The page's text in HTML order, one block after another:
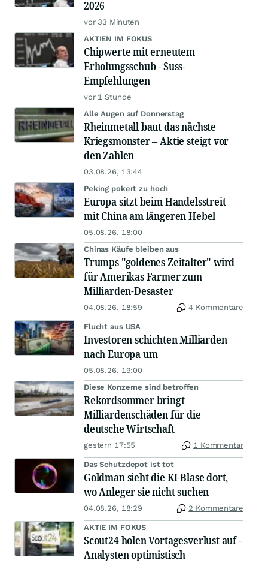
2026
vor 33 Minuten
AKTIEN IM FOKUS
Chipwerte mit erneutem
Erholungsschub - Suss-
Empfehlungen
vor 1 Stunde
Alle Augen auf Donnerstag
Rheinmetall baut das nächste
Kriegsmonster – Aktie steigt vor
den Zahlen
03.08.26, 13:44
Peking pokert zu hoch
Europa sitzt beim Handelsstreit
mit China am längeren Hebel
05.08.26, 18:00
Chinas Käufe bleiben aus
Trumps "goldenes Zeitalter" wird
für Amerikas Farmer zum
Milliarden-Desaster
04.08.26, 18:59 4 Kommentare
Flucht aus USA
Investoren schichten Milliarden
nach Europa um
05.08.26, 19:00
Diese Konzerne sind betroffen
Rekordsommer bringt
Milliardenschäden für die
deutsche Wirtschaft
gestern 17:55 1 Kommentar
Das Schutzdepot ist tot
Goldman sieht die KI-Blase dort,
wo Anleger sie nicht suchen
04.08.26, 18:29 2 Kommentare
AKTIE IM FOKUS
Scout24 holen Vortagesverlust auf -
Analysten optimistisch